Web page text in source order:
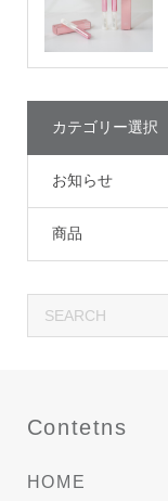
カテゴリー選択
お知らせ
商品
Contetns
HOME